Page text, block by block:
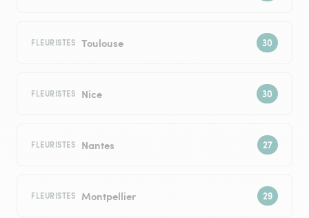
FLEURISTES Toulouse
FLEURISTES Nice
FLEURISTES Nantes
FLEURISTES Montpellier